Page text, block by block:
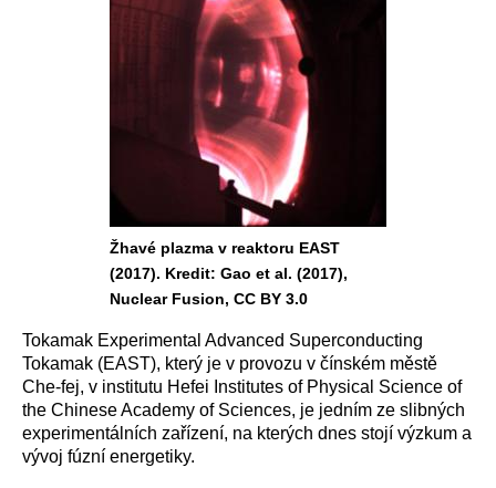
Žhavé plazma v reaktoru EAST
(2017). Kredit: Gao et al. (2017),
Nuclear Fusion, CC BY 3.0
Tokamak Experimental Advanced Superconducting
Tokamak (EAST), který je v provozu v čínském městě
Che-fej, v institutu Hefei Institutes of Physical Science of
the Chinese Academy of Sciences, je jedním ze slibných
experimentálních zařízení, na kterých dnes stojí výzkum a
vývoj fúzní energetiky.